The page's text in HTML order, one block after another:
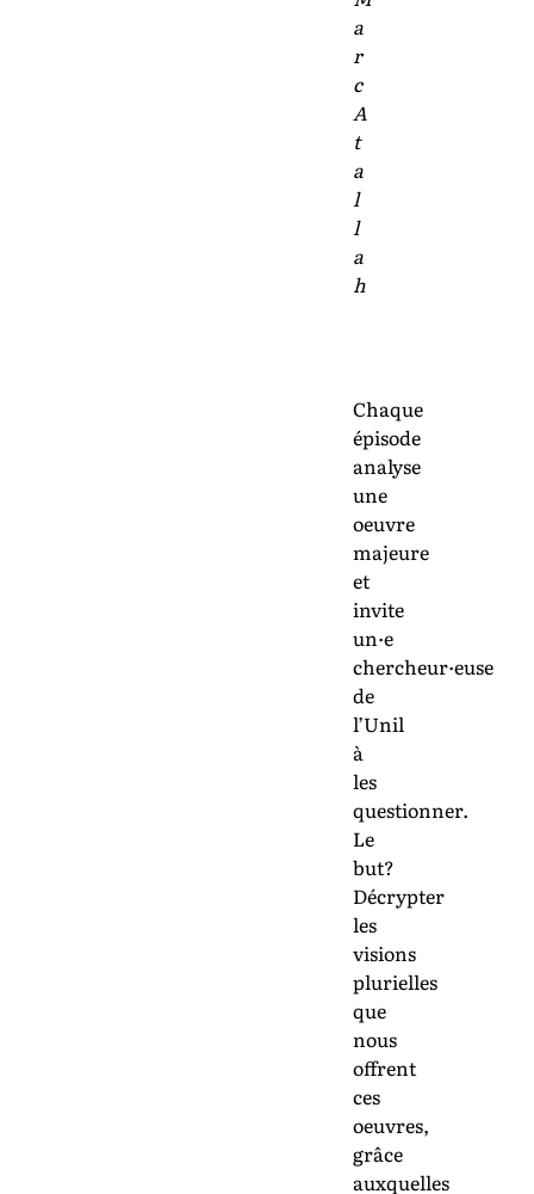
a
r
c
A
t
a
l
l
a
h
Chaque
épisode
analyse
une
oeuvre
majeure
et
invite
un·e
chercheur·euse
de
l’Unil
à
les
questionner.
Le
but?
Décrypter
les
visions
plurielles
que
nous
offrent
ces
oeuvres,
grâce
auxquelles